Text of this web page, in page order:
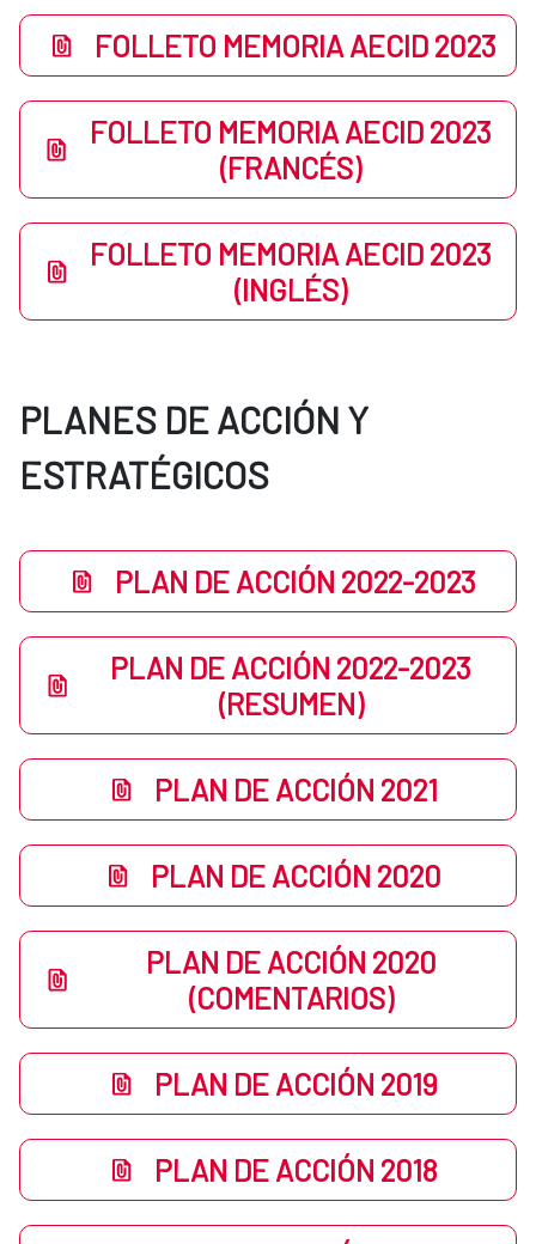
FOLLETO MEMORIA AECID 2023
FOLLETO MEMORIA AECID 2023
(FRANCÉS)
FOLLETO MEMORIA AECID 2023
(INGLÉS)
PLANES DE ACCIÓN Y
ESTRATÉGICOS
PLAN DE ACCIÓN 2022-2023
PLAN DE ACCIÓN 2022-2023
(RESUMEN)
PLAN DE ACCIÓN 2021
PLAN DE ACCIÓN 2020
PLAN DE ACCIÓN 2020
(COMENTARIOS)
PLAN DE ACCIÓN 2019
PLAN DE ACCIÓN 2018